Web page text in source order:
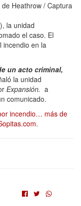
Heathrow / Captura
la unidad
el caso. El
incendio en la
un acto criminal,
la unidad
Expansión. a
comunicado.
incendio… más de
.